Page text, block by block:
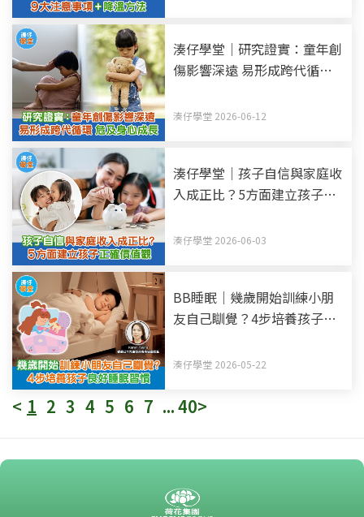
湊仔學堂｜研究證實：童年創
傷影響深遠 易形成跨代循環
湊仔學堂 2026-06-12
湊仔學堂｜孩子自信與家庭收
入成正比？5方面建立孩子正
湊仔學堂 2026-06-03
BB睡眠｜幾歲開始訓練小朋
友自己瞓覺？4步培養孩子良
湊仔學堂 2026-05-22
< 1 2 3 4 5 6 7 ...40>